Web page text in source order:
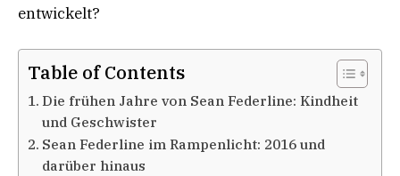
entwickelt?
Table of Contents
Die frühen Jahre von Sean Federline: Kindheit
und Geschwister
Sean Federline im Rampenlicht: 2016 und
darüber hinaus